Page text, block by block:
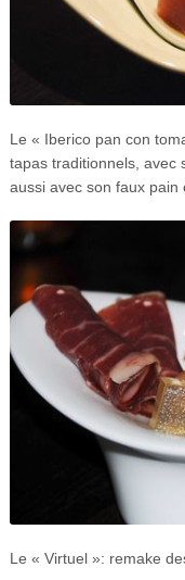
Le « Iberico pan con
tapas traditionnels,
aussi avec son faux
Le « Virtuel »: remake